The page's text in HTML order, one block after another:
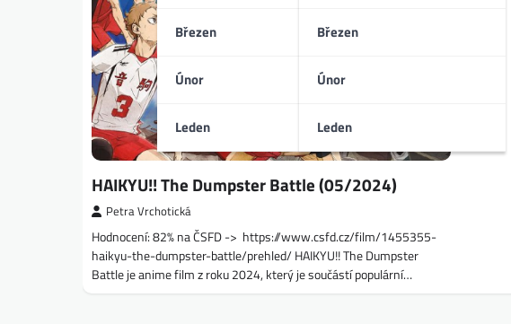
Březen
Únor
Leden
Březen
Únor
Leden
HAIKYU!! The Dumpster Battle (05/2024)
Petra Vrchotická
Hodnocení: 82% na ČSFD -> https://www.csfd.cz/film/1455355-
haikyu-the-dumpster-battle/prehled/ HAIKYU!! The Dumpster
Battle je anime film z roku 2024, který je součástí populární…